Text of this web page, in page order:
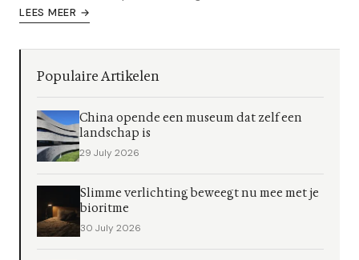
LEES MEER →
Populaire Artikelen
China opende een museum dat zelf een
landschap is
29 July 2026
Slimme verlichting beweegt nu mee met je
bioritme
30 July 2026